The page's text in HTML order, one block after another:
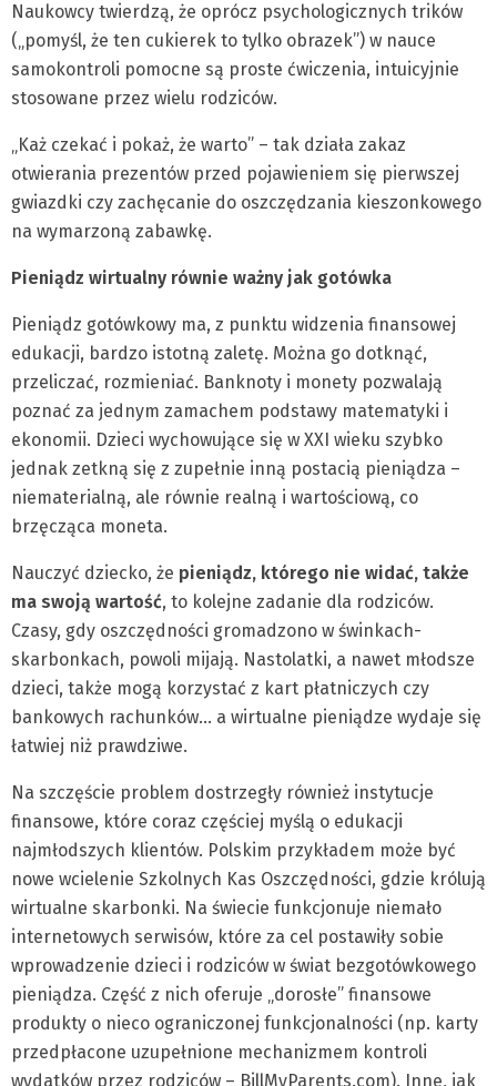
Naukowcy twierdzą, że oprócz psychologicznych trików
(„pomyśl, że ten cukierek to tylko obrazek”) w nauce
samokontroli pomocne są proste ćwiczenia, intuicyjnie
stosowane przez wielu rodziców.
„Każ czekać i pokaż, że warto” – tak działa zakaz
otwierania prezentów przed pojawieniem się pierwszej
gwiazdki czy zachęcanie do oszczędzania kieszonkowego
na wymarzoną zabawkę.
Pieniądz wirtualny równie ważny jak gotówka
Pieniądz gotówkowy ma, z punktu widzenia finansowej
edukacji, bardzo istotną zaletę. Można go dotknąć,
przeliczać, rozmieniać. Banknoty i monety pozwalają
poznać za jednym zamachem podstawy matematyki i
ekonomii. Dzieci wychowujące się w XXI wieku szybko
jednak zetkną się z zupełnie inną postacią pieniądza –
niematerialną, ale równie realną i wartościową, co
brzęcząca moneta.
Nauczyć dziecko, że pieniądz, którego nie widać, także
ma swoją wartość, to kolejne zadanie dla rodziców.
Czasy, gdy oszczędności gromadzono w świnkach-
skarbonkach, powoli mijają. Nastolatki, a nawet młodsze
dzieci, także mogą korzystać z kart płatniczych czy
bankowych rachunków… a wirtualne pieniądze wydaje się
łatwiej niż prawdziwe.
Na szczęście problem dostrzegły również instytucje
finansowe, które coraz częściej myślą o edukacji
najmłodszych klientów. Polskim przykładem może być
nowe wcielenie Szkolnych Kas Oszczędności, gdzie królują
wirtualne skarbonki. Na świecie funkcjonuje niemało
internetowych serwisów, które za cel postawiły sobie
wprowadzenie dzieci i rodziców w świat bezgotówkowego
pieniądza. Część z nich oferuje „dorosłe” finansowe
produkty o nieco ograniczonej funkcjonalności (np. karty
przedpłacone uzupełnione mechanizmem kontroli
wydatków przez rodziców – BillMyParents.com). Inne, jak